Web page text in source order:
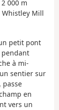
000 m
Mill
petit pont
pendant
à mi-
sentier sur
passe
en
vers un